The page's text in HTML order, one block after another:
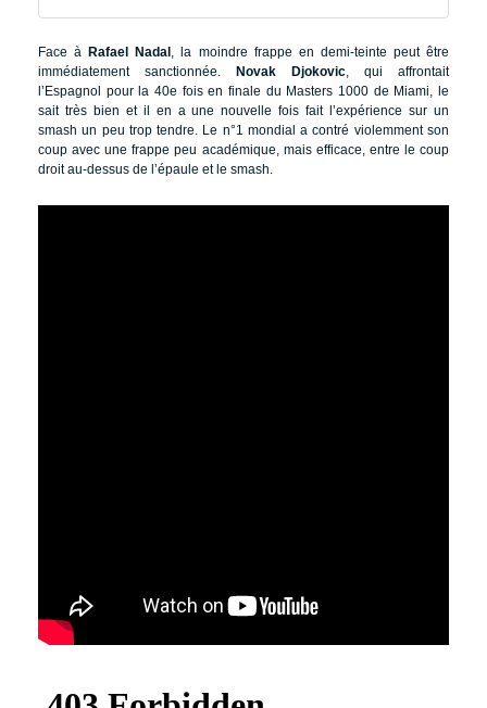
Face à Rafael Nadal , la moindre frappe en demi-teinte peut être
immédiatement sanctionnée.
Novak Djokovic, qui affrontait
l’Espagnol pour la 40e fois en finale du Masters 1000 de Miami, le
sait très bien et il en a une nouvelle fois fait l’expérience sur un
smash un peu trop tendre. Le n°1 mondial a contré violemment son
coup avec une frappe peu académique, mais efficace, entre le coup
droit au-dessus de l’épaule et le smash.